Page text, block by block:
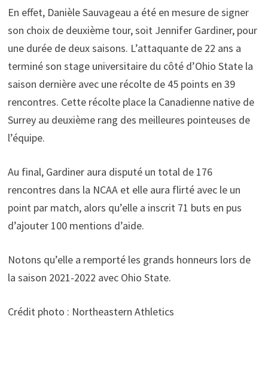
En effet, Danièle Sauvageau a été en mesure de signer
son choix de deuxième tour, soit Jennifer Gardiner, pour
une durée de deux saisons. L’attaquante de 22 ans a
terminé son stage universitaire du côté d’Ohio State la
saison dernière avec une récolte de 45 points en 39
rencontres. Cette récolte place la Canadienne native de
Surrey au deuxième rang des meilleures pointeuses de
l’équipe.
Au final, Gardiner aura disputé un total de 176
rencontres dans la NCAA et elle aura flirté avec le un
point par match, alors qu’elle a inscrit 71 buts en pus
d’ajouter 100 mentions d’aide.
Notons qu’elle a remporté les grands honneurs lors de
la saison 2021-2022 avec Ohio State.
Crédit photo : Northeastern Athletics